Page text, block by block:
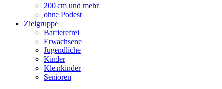
200 cm und mehr
ohne Podest
Zielgruppe
Barrierefrei
Erwachsene
Jugendliche
Kinder
Kleinkinder
Senioren